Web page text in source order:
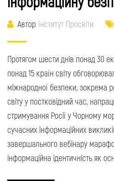
Автор Інститут Просвіти
Протягом шести днів понад 30
понад 15 країн світу
міжнародної безпеки, зокрема
світу у постковідний час,
стримування Росії у Чорному
сучасних інформаційних
завершального вебінару
інформаційна ідентичність як